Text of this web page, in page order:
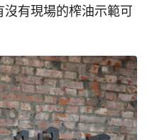
有現場的榨油示範可